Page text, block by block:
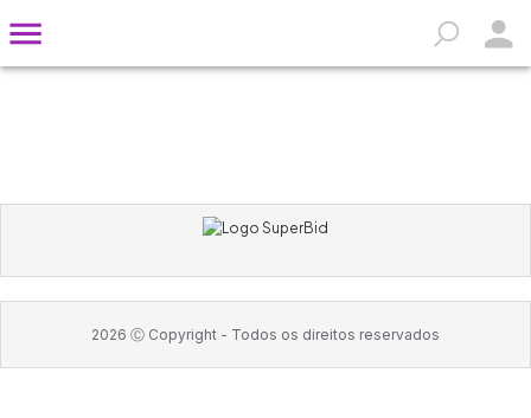
2026 Ⓒ Copyright - Todos os direitos reservados